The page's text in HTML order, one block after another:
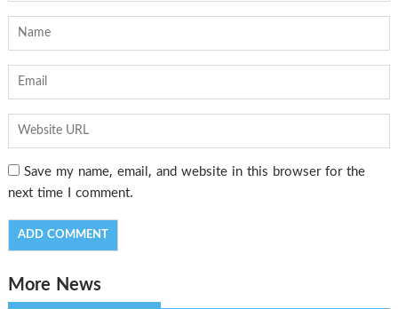
Save my name, email, and website in this browser for the
next time I comment.
More News